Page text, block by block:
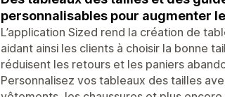
personnalisables pour augmenter
L’application Sized rend la création de
aidant ainsi les clients à choisir la bonne
réduisent les retours et les paniers
Personnalisez vos tableaux des tailles